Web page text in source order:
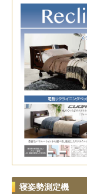
寝姿勢測定機